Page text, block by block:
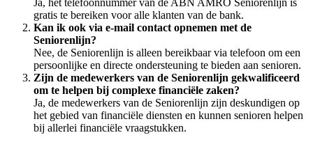
Ja, het telefoonnummer van de ABN AMRO Seniorenlijn is
gratis te bereiken voor alle klanten van de bank.
Kan ik ook via e-mail contact opnemen met de
Seniorenlijn?
Nee, de Seniorenlijn is alleen bereikbaar via telefoon om een
persoonlijke en directe ondersteuning te bieden aan senioren.
Zijn de medewerkers van de Seniorenlijn gekwalificeerd
om te helpen bij complexe financiële zaken?
Ja, de medewerkers van de Seniorenlijn zijn deskundigen op
het gebied van financiële diensten en kunnen senioren helpen
bij allerlei financiële vraagstukken.